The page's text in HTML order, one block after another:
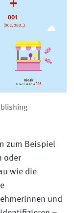
zum Beispiel
oder
wie die
und